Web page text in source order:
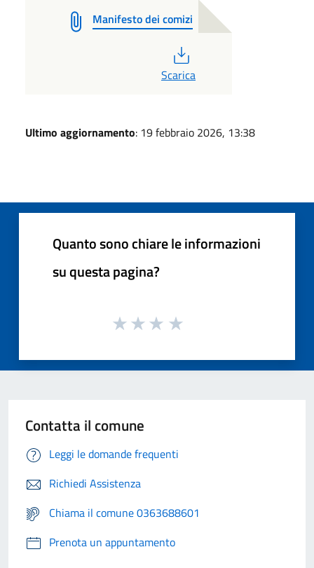
Manifesto dei comizi
Scarica
Ultimo aggiornamento: 19 febbraio 2026, 13:38
Quanto sono chiare le informazioni
su questa pagina?
Contatta il comune
Leggi le domande frequenti
Richiedi Assistenza
Chiama il comune 0363688601
Prenota un appuntamento